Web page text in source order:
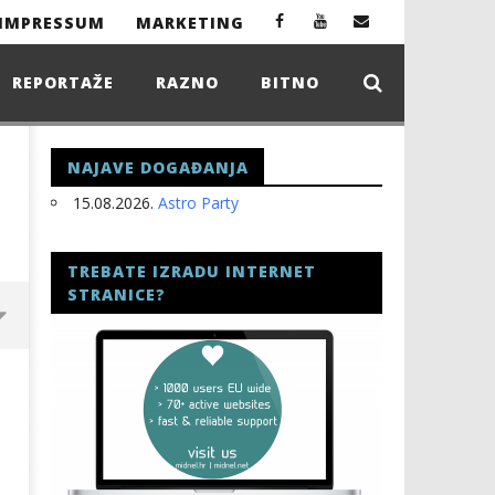
IMPRESSUM MARKETING
REPORTAŽE RAZNO BITNO
NAJAVE DOGAĐANJA
15.08.2026. Astro Party
TREBATE IZRADU INTERNET
STRANICE?